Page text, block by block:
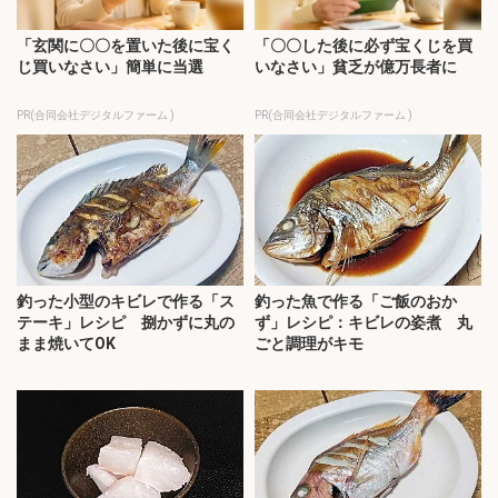
「玄関に〇〇を置いた後に宝く
じ買いなさい」簡単に当選
PR(合同会社デジタルファーム )
「〇〇した後に必ず宝くじを買
いなさい」貧乏が億万長者に
PR(合同会社デジタルファーム )
釣った小型のキビレで作る「ス
テーキ」レシピ 捌かずに丸の
まま焼いてOK
釣った魚で作る「ご飯のおか
ず」レシピ：キビレの姿煮 丸
ごと調理がキモ